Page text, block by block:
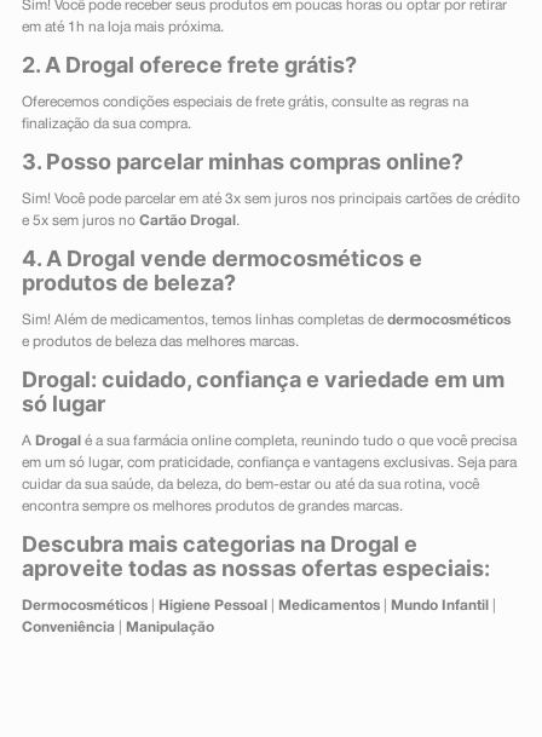
Sim! Você pode receber seus produtos em poucas horas ou optar por retirar
em até 1h na loja mais próxima.
2. A Drogal oferece frete grátis?
Oferecemos condições especiais de frete grátis, consulte as regras na
finalização da sua compra.
3. Posso parcelar minhas compras online?
Sim! Você pode parcelar em até 3x sem juros nos principais cartões de crédito
e 5x sem juros no Cartão Drogal .
4. A Drogal vende dermocosméticos e
produtos de beleza?
Sim! Além de medicamentos, temos linhas completas de dermocosméticos
e produtos de beleza das melhores marcas.
Drogal: cuidado, confiança e variedade em um
só lugar
A Drogal é a sua farmácia online completa, reunindo tudo o que você precisa
em um só lugar, com praticidade, confiança e vantagens exclusivas. Seja para
cuidar da sua saúde, da beleza, do bem-estar ou até da sua rotina, você
encontra sempre os melhores produtos de grandes marcas.
Descubra mais categorias na Drogal e
aproveite todas as nossas ofertas especiais:
Dermocosméticos| Higiene Pessoal Medicamentos| Mundo Infantil
Conveniência| Manipulação